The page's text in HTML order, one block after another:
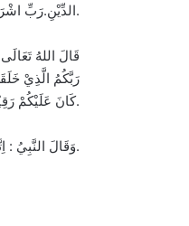
الدِّيْنِ.رَبِّ اشْرَحْ لِيْ صَدْرِيْ وَيَسِّرْ لِيْ أَمْرِيْ وَاحْلُلْ عُقْدَةً مِنْ لِسَانِيْ يَفْقَهُوْا قَوْلِيْ.
قَالَ اللهُ
رَبَّكُمُ الَّذِيْ
كَانَ عَلَيْكُمْ رَقِيْبًا. وَقَالَ: وَتَزَوَّدُوْا فَإِنَّ خَيْرَ الزَّادِ التَّقْوَى.
وَقَالَ النَّبِيُ : اِتَّقِ اللهَ حَيْثُ مَا كُنْتَ وَأَتْبِعِ السَّيِّئَةَ الْحَسَنَةَ تَمْحُهَا وَخَالِقِ النَّاسَ بَخُلُقٍ حَسَنٍ. (رواه الترمذي، حديث حسن).